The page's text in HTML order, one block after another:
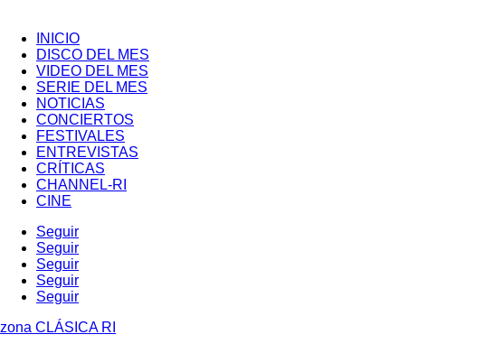
INICIO
DISCO DEL MES
VIDEO DEL MES
SERIE DEL MES
NOTICIAS
CONCIERTOS
FESTIVALES
ENTREVISTAS
CRÍTICAS
CHANNEL-RI
CINE
Seguir
Seguir
Seguir
Seguir
Seguir
zona CLÁSICA RI